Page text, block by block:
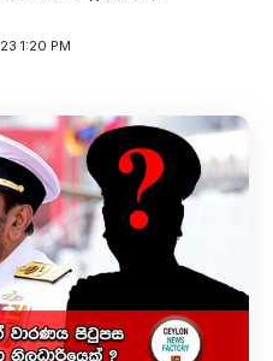
1:20 PM